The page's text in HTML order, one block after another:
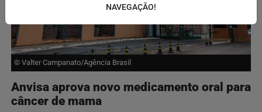
© Valter Campanato/Agência Brasil
Anvisa aprova novo medicamento oral para
câncer de mama
NAVEGAÇÃO!